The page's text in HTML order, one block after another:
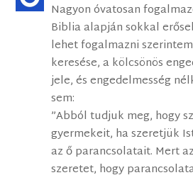
Nagyon óvatosan
Biblia alapján sokkal
lehet fogalmazni
keresése, a kölcsönös
jele, és engedelmesség
sem:
”Abból tudjuk meg, hogy
gyermekeit, ha szeretjük
az ő parancsolatait. Mert
szeretet, hogy